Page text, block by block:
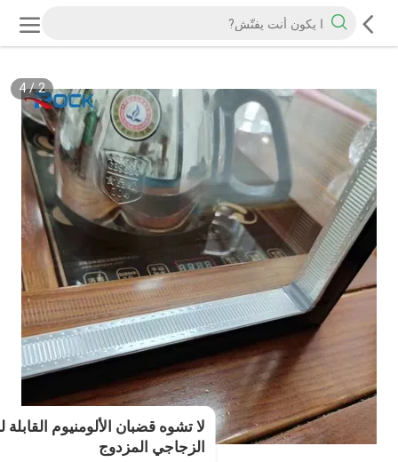
2
/
4
لا تشوه قضبان الألومنيوم
الزجاجي المزدوج